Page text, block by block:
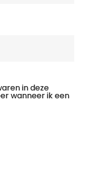
in deze
wanneer ik een